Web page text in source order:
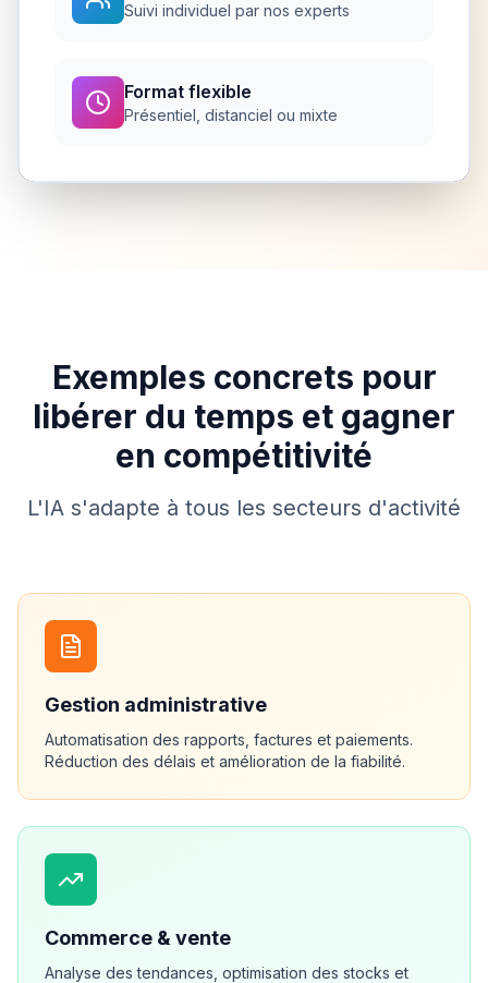
Suivi individuel par nos experts
Format flexible
Présentiel, distanciel ou mixte
Exemples concrets pour
libérer du temps et gagner
en compétitivité
L'IA s'adapte à tous les secteurs d'activité
Gestion administrative
Automatisation des rapports, factures et paiements.
Réduction des délais et amélioration de la fiabilité.
Commerce & vente
Analyse des tendances, optimisation des stocks et